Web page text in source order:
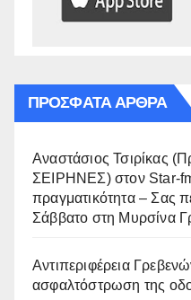
ΠΡΌΣΦΑΤΑ ΆΡΘΡΑ
Αναστάσιος Τσιρίκας
ΣΕΙΡΗΝΕΣ) στον Star-fm
πραγματικότητα – Σας
Σάββατο στη Μυρσίνα
Αντιπεριφέρεια
ασφαλτόστρωση της